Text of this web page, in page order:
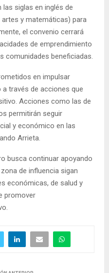
siglas en inglés de
artes y matemáticas) para
el convenio cerrará
de emprendimiento
comunidades beneficiadas.
en impulsar
través de acciones que
Acciones como las de
permitirán seguir
y económico en las
Arrieta.
busca continuar apoyando
de influencia sigan
económicas, de salud y
promover